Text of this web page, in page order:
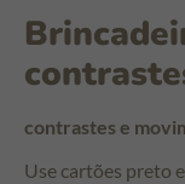
contrastes e
Use cartões preto